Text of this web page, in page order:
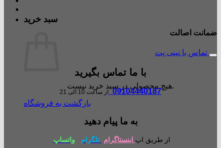
سبد خرید
هیچ محصولی در سبد خرید نیست.
بازگشت به فروشگاه
ضمانت اصالت
تماس با نینی پت
با ما تماس بگیرید
09104440187 از ساعت 10 الی 21
به ما پیام دهید
از طریق اپ اینستاگرام تلگرام واتساپ